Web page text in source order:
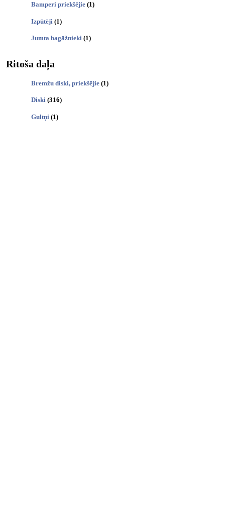
Bamperi priekšējie (1)
Izpūtēji (1)
Jumta bagāžnieki (1)
Ritoša daļa
Bremžu diski, priekšējie (1)
Diski (316)
Gultņi (1)